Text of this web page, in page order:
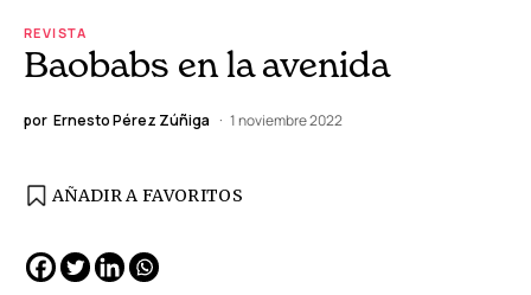
REVISTA
Baobabs en la avenida
por Ernesto Pérez Zúñiga 1 noviembre 2022
AÑADIR A FAVORITOS